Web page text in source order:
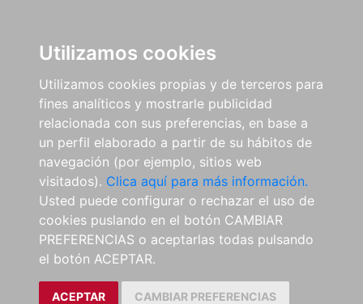
Utilizamos cookies
Utilizamos cookies propias y de terceros para
fines analíticos y mostrarle publicidad
relacionada con sus preferencias, en base a
un perfil elaborado a partir de su hábitos de
navegación (por ejemplo, sitios web
visitados). Clica aquí para más información.
Usted puede configurar o rechazar el uso de
cookies puslando en el botón CAMBIAR
PREFERENCIAS o aceptarlas todas pulsando
el botón ACEPTAR.
ACEPTAR CAMBIAR PREFERENCIAS